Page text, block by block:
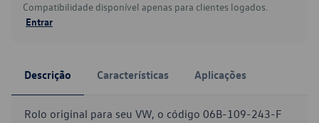
Compatibilidade disponível apenas para clientes logados.
Entrar
Descrição Características Aplicações
Rolo original para seu VW, o código 06B-109-243-F